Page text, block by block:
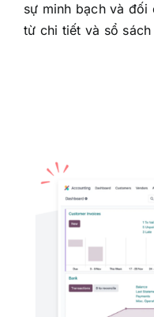
sự minh bạch và đối
từ chi tiết và sổ